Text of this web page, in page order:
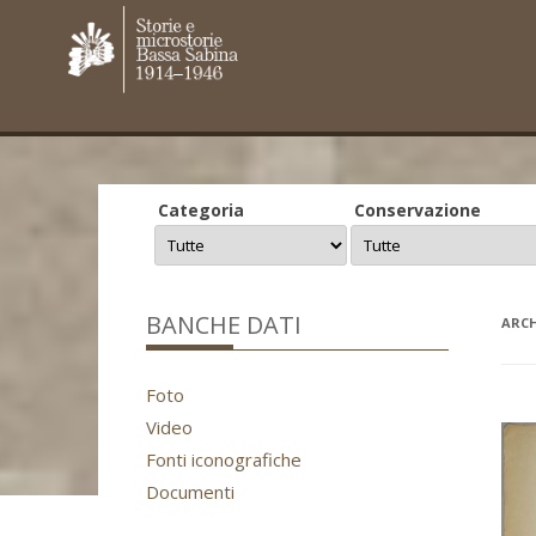
Categoria Conservazione
BANCHE DATI
Foto
Video
Fonti iconografiche
Documenti